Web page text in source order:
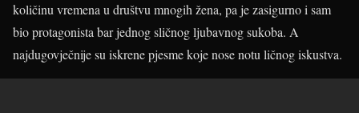
količinu vremena u društvu mnogih žena, pa je zasigurno i sam
bio protagonista bar jednog sličnog ljubavnog sukoba. A
najdugovječnije su iskrene pjesme koje nose notu ličnog iskustva.